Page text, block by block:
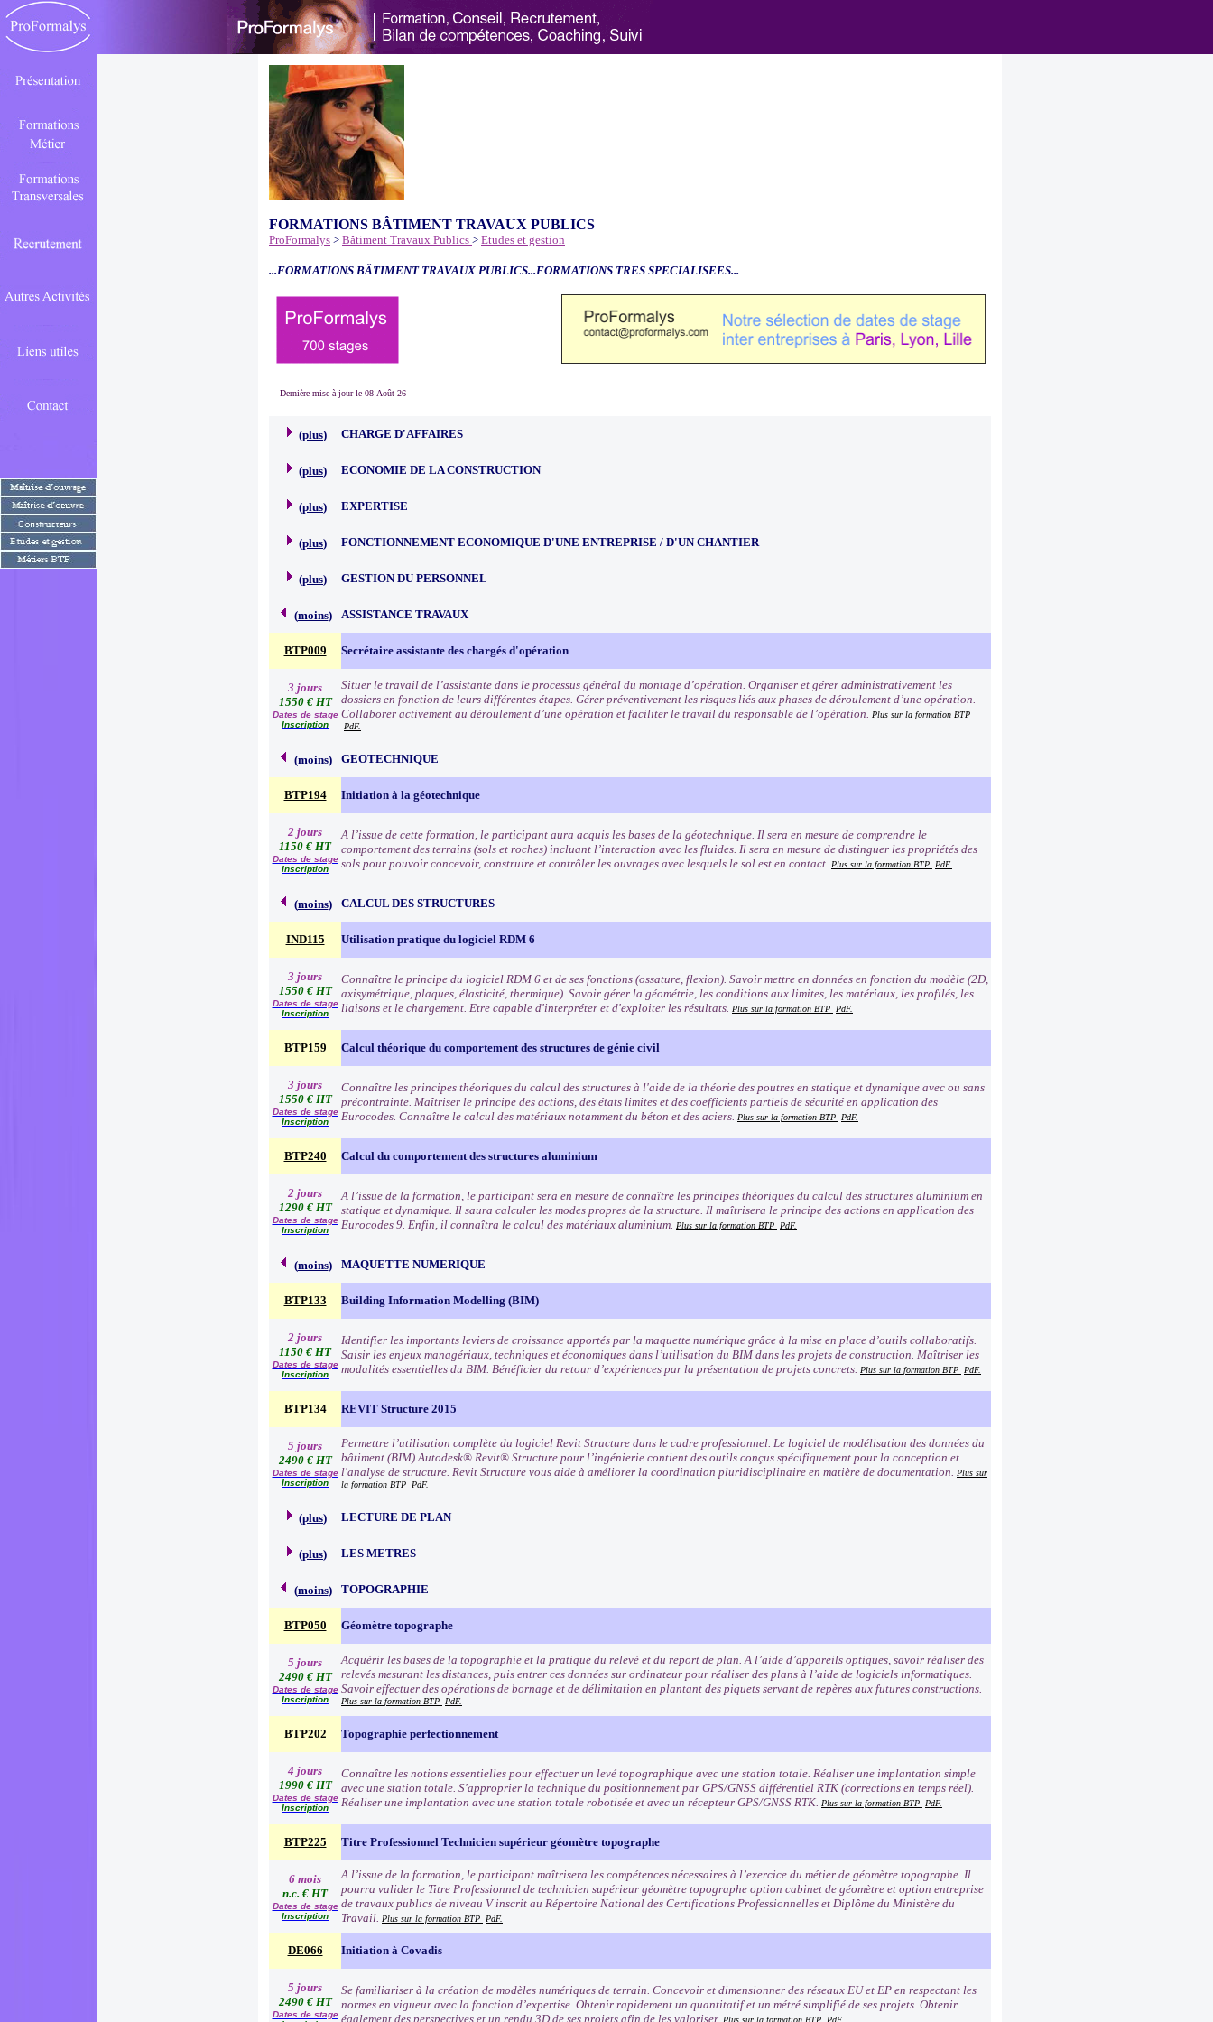
FORMATIONS BÂTIMENT TRAVAUX PUBLICS
ProFormalys > Bâtiment Travaux Publics > Etudes et gestion
...FORMATIONS BÂTIMENT TRAVAUX PUBLICS...FORMATIONS TRES SPECIALISEES...
Dernière mise à jour le 08-Août-26
(plus) CHARGE D'AFFAIRES
(plus) ECONOMIE DE LA CONSTRUCTION
(plus) EXPERTISE
(plus) FONCTIONNEMENT ECONOMIQUE D'UNE ENTREPRISE / D'UN CHANTIER
(plus) GESTION DU PERSONNEL
(moins) ASSISTANCE TRAVAUX
BTP009 Secrétaire assistante des chargés d'opération
3 jours
1550 € HT
Dates de stage
Inscription
Situer le travail de l’assistante dans le processus général du montage d’opération. Organiser et gérer administrativement les
dossiers en fonction de leurs différentes étapes. Gérer préventivement les risques liés aux phases de déroulement d’une opération.
Collaborer activement au déroulement d’une opération et faciliter le travail du responsable de l’opération. Plus sur la formation BTP
PdF.
(moins) GEOTECHNIQUE
BTP194 Initiation à la géotechnique
2 jours
1150 € HT
Dates de stage
Inscription
A l’issue de cette formation, le participant aura acquis les bases de la géotechnique. Il sera en mesure de comprendre le
comportement des terrains (sols et roches) incluant l’interaction avec les fluides. Il sera en mesure de distinguer les propriétés des
sols pour pouvoir concevoir, construire et contrôler les ouvrages avec lesquels le sol est en contact. Plus sur la formation BTP PdF.
(moins) CALCUL DES STRUCTURES
IND115 Utilisation pratique du logiciel RDM 6
3 jours
1550 € HT
Dates de stage
Inscription
Connaître le principe du logiciel RDM 6 et de ses fonctions (ossature, flexion). Savoir mettre en données en fonction du modèle (2D,
axisymétrique, plaques, élasticité, thermique). Savoir gérer la géométrie, les conditions aux limites, les matériaux, les profilés, les
liaisons et le chargement. Etre capable d'interpréter et d'exploiter les résultats. Plus sur la formation BTP PdF.
BTP159 Calcul théorique du comportement des structures de génie civil
3 jours
1550 € HT
Dates de stage
Inscription
Connaître les principes théoriques du calcul des structures à l'aide de la théorie des poutres en statique et dynamique avec ou sans
précontrainte. Maîtriser le principe des actions, des états limites et des coefficients partiels de sécurité en application des
Eurocodes. Connaître le calcul des matériaux notamment du béton et des aciers. Plus sur la formation BTP PdF.
BTP240 Calcul du comportement des structures aluminium
2 jours
1290 € HT
Dates de stage
Inscription
A l’issue de la formation, le participant sera en mesure de connaître les principes théoriques du calcul des structures aluminium en
statique et dynamique. Il saura calculer les modes propres de la structure. Il maîtrisera le principe des actions en application des
Eurocodes 9. Enfin, il connaîtra le calcul des matériaux aluminium. Plus sur la formation BTP PdF.
(moins) MAQUETTE NUMERIQUE
BTP133 Building Information Modelling (BIM)
2 jours
1150 € HT
Dates de stage
Inscription
Identifier les importants leviers de croissance apportés par la maquette numérique grâce à la mise en place d’outils collaboratifs.
Saisir les enjeux managériaux, techniques et économiques dans l’utilisation du BIM dans les projets de construction. Maîtriser les
modalités essentielles du BIM. Bénéficier du retour d’expériences par la présentation de projets concrets. Plus sur la formation BTP PdF.
BTP134 REVIT Structure 2015
5 jours
2490 € HT
Dates de stage
Inscription
Permettre l’utilisation complète du logiciel Revit Structure dans le cadre professionnel. Le logiciel de modélisation des données du
bâtiment (BIM) Autodesk® Revit® Structure pour l’ingénierie contient des outils conçus spécifiquement pour la conception et
l'analyse de structure. Revit Structure vous aide à améliorer la coordination pluridisciplinaire en matière de documentation. Plus sur
la formation BTP
PdF.
(plus) LECTURE DE PLAN
(plus) LES METRES
(moins) TOPOGRAPHIE
BTP050 Géomètre topographe
5 jours
2490 € HT
Dates de stage
Inscription
Acquérir les bases de la topographie et la pratique du relevé et du report de plan. A l’aide d’appareils optiques, savoir réaliser des
relevés mesurant les distances, puis entrer ces données sur ordinateur pour réaliser des plans à l’aide de logiciels informatiques.
Savoir effectuer des opérations de bornage et de délimitation en plantant des piquets servant de repères aux futures constructions.
Plus sur la formation BTP PdF.
BTP202 Topographie perfectionnement
4 jours
1990 € HT
Dates de stage
Inscription
Connaître les notions essentielles pour effectuer un levé topographique avec une station totale. Réaliser une implantation simple
avec une station totale. S'approprier la technique du positionnement par GPS/GNSS différentiel RTK (corrections en temps réel).
Réaliser une implantation avec une station totale robotisée et avec un récepteur GPS/GNSS RTK. Plus sur la formation BTP PdF.
BTP225 Titre Professionnel Technicien supérieur géomètre topographe
6 mois
n.c. € HT
Dates de stage
Inscription
A l’issue de la formation, le participant maîtrisera les compétences nécessaires à l’exercice du métier de géomètre topographe. Il
pourra valider le Titre Professionnel de technicien supérieur géomètre topographe option cabinet de géomètre et option entreprise
de travaux publics de niveau V inscrit au Répertoire National des Certifications Professionnelles et Diplôme du Ministère du
Travail. Plus sur la formation BTP PdF.
DE066 Initiation à Covadis
5 jours
2490 € HT
Dates de stage
Se familiariser à la création de modèles numériques de terrain. Concevoir et dimensionner des réseaux EU et EP en respectant les
normes en vigueur avec la fonction d’expertise. Obtenir rapidement un quantitatif et un métré simplifié de ses projets. Obtenir
également des perspectives et un rendu 3D de ses projets afin de les valoriser. Plus sur la formation BTP PdF.